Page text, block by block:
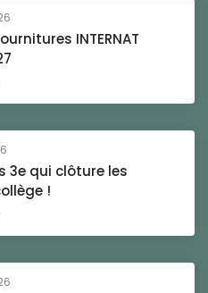
INTERNAT
3e qui clôture les
!